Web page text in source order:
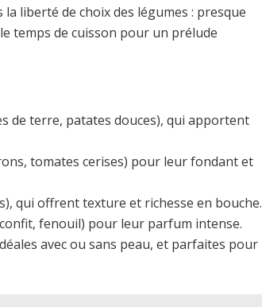
liberté de choix des légumes : presque
temps de cuisson pour un prélude
de terre, patates douces), qui apportent
tomates cerises) pour leur fondant et
qui offrent texture et richesse en bouche.
fenouil) pour leur parfum intense.
avec ou sans peau, et parfaites pour